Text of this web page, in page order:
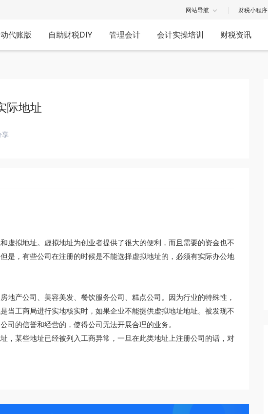
网站导航 财税小程序
代账版 自助财税DIY 管理会计 会计实操培训 财税资讯
际地址
享
虚拟地址。虚拟地址为创业者提供了很大的便利，而且需要的资金也不
是，有些公司在注册的时候是不能选择虚拟地址的，必须有实际办公地
地产公司、美容美发、餐饮服务公司、糕点公司。因为行业的特殊性，
当工商局进行实地核实时，如果企业不能提供虚拟地址地址。被发现不
的信誉和经营的，使得公司无法开展合理的业务。
，某些地址已经被列入工商异常，一旦在此类地址上注册公司的话，对